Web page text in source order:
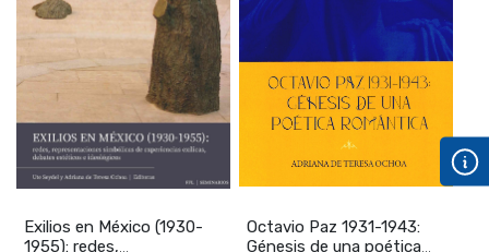
Exilios en México (1930-
1955): redes,
Octavio Paz 1931-1943:
Génesis de una poética